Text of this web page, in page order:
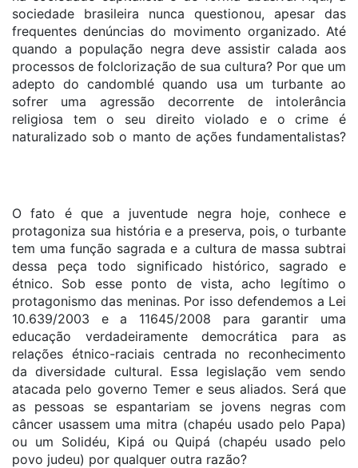
sociedade brasileira nunca questionou, apesar das
frequentes denúncias do movimento organizado. Até
quando a população negra deve assistir calada aos
processos de folclorização de sua cultura? Por que um
adepto do candomblé quando usa um turbante ao
sofrer uma agressão decorrente de intolerância
religiosa tem o seu direito violado e o crime é
naturalizado sob o manto de ações fundamentalistas?
O fato é que a juventude negra hoje, conhece e
protagoniza sua história e a preserva, pois, o turbante
tem uma função sagrada e a cultura de massa subtrai
dessa peça todo significado histórico, sagrado e
étnico. Sob esse ponto de vista, acho legítimo o
protagonismo das meninas. Por isso defendemos a Lei
10.639/2003 e a 11645/2008 para garantir uma
educação verdadeiramente democrática para as
relações étnico-raciais centrada no reconhecimento
da diversidade cultural. Essa legislação vem sendo
atacada pelo governo Temer e seus aliados. Será que
as pessoas se espantariam se jovens negras com
câncer usassem uma mitra (chapéu usado pelo Papa)
ou um Solidéu, Kipá ou Quipá (chapéu usado pelo
povo judeu) por qualquer outra razão?